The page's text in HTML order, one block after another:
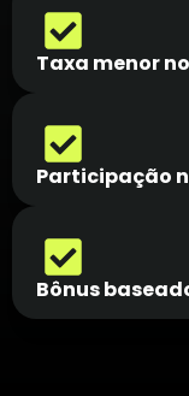
Taxa menor
Participação
Bônus